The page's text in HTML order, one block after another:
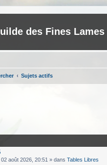
des Fines Lames
Sujets actifs
02 août 2026, 20:51 » dans Tables Libres